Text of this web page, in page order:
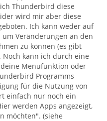
Thunderbird diese
wird mir aber diese
Ich kann weder auf
Veränderungen an den
zu können (es gibt
Noch kann ich durch eine
Menüfunktion oder
Programms
für die Nutzung von
einfach nur noch ein
werden Apps angezeigt,
möchten". (siehe